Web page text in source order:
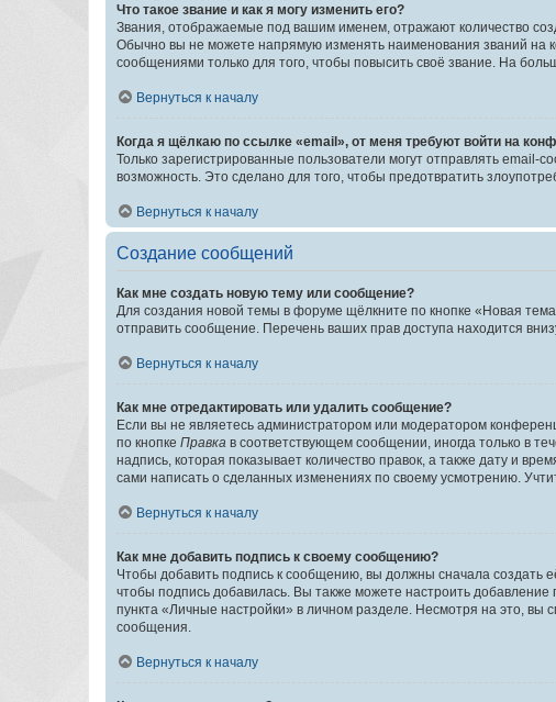
Что такое звание и как я могу изменить его?
Звания, отображаемые под вашим именем, отражают количество
Обычно вы не можете напрямую изменять наименования званий на
сообщениями только для того, чтобы повысить своё звание. На
Вернуться к началу
Когда я щёлкаю по ссылке «email», от меня требуют войти на
Только зарегистрированные пользователи могут отправлять
возможность. Это сделано для того, чтобы предотвратить
Вернуться к началу
Создание сообщений
Как мне создать новую тему или сообщение?
Для создания новой темы в форуме щёлкните по кнопке «Новая
отправить сообщение. Перечень ваших прав доступа находится
Вернуться к началу
Как мне отредактировать или удалить сообщение?
Если вы не являетесь администратором или модератором
по кнопке Правка в соответствующем сообщении, иногда только в
надпись, которая показывает количество правок, а также дату и
сами написать о сделанных изменениях по своему усмотрению.
Вернуться к началу
Как мне добавить подпись к своему сообщению?
Чтобы добавить подпись к сообщению, вы должны сначала создать
чтобы подпись добавилась. Вы также можете настроить
пункта «Личные настройки» в личном разделе. Несмотря на это,
сообщения.
Вернуться к началу